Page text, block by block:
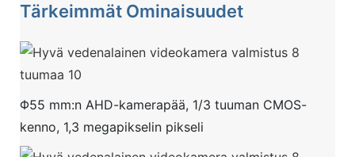
Tärkeimmät Ominaisuudet
Φ55 mm:n AHD-kamerapää, 1/3 tuuman CMOS-
kenno, 1,3 megapikselin pikseli